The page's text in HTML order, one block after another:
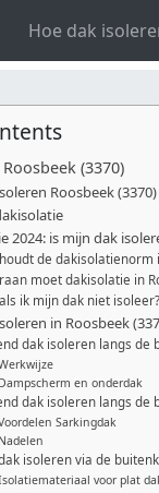
Hoe dak
Dak isoleren
(3370)
Roosbeek (3370)
2024: is mijn dak
de dakisolatienorm
moet dakisolatie in
ik mijn dak niet isoleer?
in Roosbeek
dak isoleren langs de
Dampscherm en onderdak
dak isoleren langs de
Sarkingdak
Nadelen
isoleren via de
voor plat